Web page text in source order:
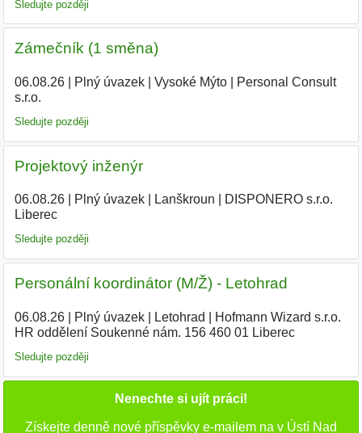
Sledujte později
Zámečník (1 směna)
06.08.26| Plný úvazek| Vysoké Mýto|
Personal Consult
s.r.o.
Sledujte později
Projektový inženýr
06.08.26| Plný úvazek| Lanškroun
DISPONERO s.r.o.
Liberec
Sledujte později
Personální koordinátor (M/Ž) - Letohrad
06.08.26| Plný úvazek| Letohrad
Hofmann Wizard s.r.o.
HR oddělení Soukenné nám. 156 460 01 Liberec
Sledujte později
Nenechte si ujít práci!
Získejte denně nové příspěvky e-mailem na v Ústí Nad